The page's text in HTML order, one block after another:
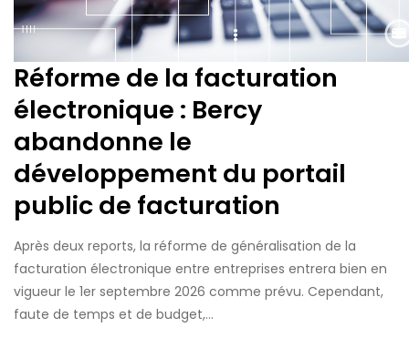
Réforme de la facturation
électronique : Bercy
abandonne le
développement du portail
public de facturation
Après deux reports, la réforme de généralisation de la
facturation électronique entre entreprises entrera bien en
vigueur le 1er septembre 2026 comme prévu. Cependant,
faute de temps et de budget,...